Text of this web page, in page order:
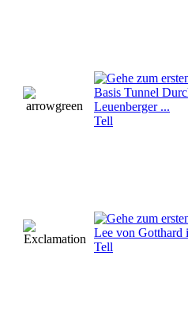
Basis Tunnel
Leuenberger ...
Tell
Lee von Gotthard
Tell